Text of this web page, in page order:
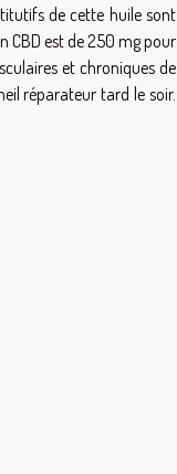
de cette huile sont
CBD est de 250 mg pour
et chroniques de
réparateur tard le soir.